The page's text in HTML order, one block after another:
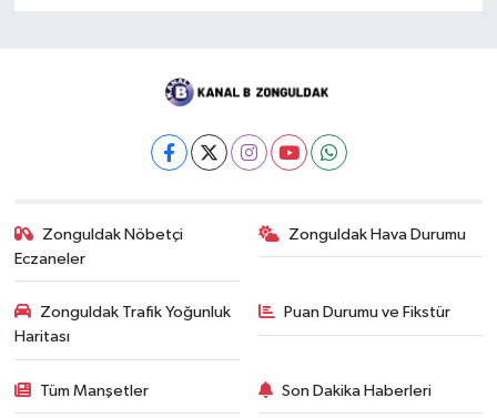
Zonguldak Nöbetçi
Eczaneler
Zonguldak Hava Durumu
Zonguldak Trafik Yoğunluk
Haritası
Puan Durumu ve Fikstür
Tüm Manşetler Son Dakika Haberleri